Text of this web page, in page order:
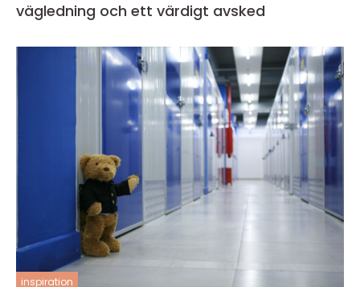
vägledning och ett värdigt avsked
inspiration